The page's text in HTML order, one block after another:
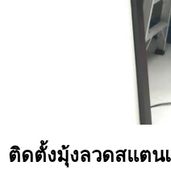
ติดตั้งมุ้งลวดสแตน